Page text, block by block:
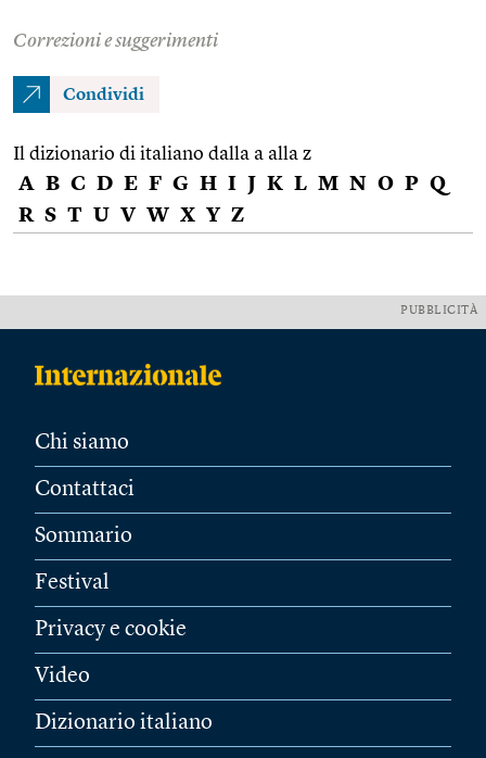
Correzioni e suggerimenti
Condividi
Il dizionario di italiano dalla a alla z
A B C D E F G H I J K L M N O P Q
R S T U V W X Y Z
PUBBLICITÀ
Chi siamo
Contattaci
Sommario
Festival
Privacy e cookie
Video
Dizionario italiano